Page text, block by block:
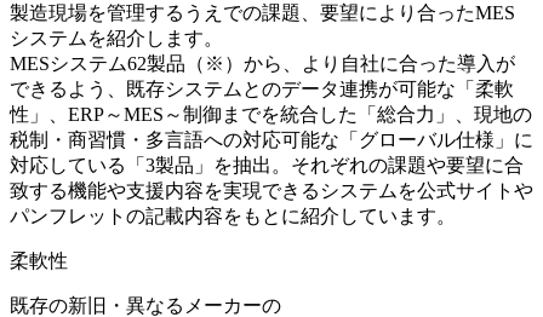
製造現場を管理するうえでの課題、要望により合ったMES
システムを紹介します。
MESシステム62製品（※）から、より自社に合った導入が
できるよう、既存システムとのデータ連携が可能な「柔軟
性」、ERP～MES～制御までを統合した「総合力」、現地の
税制・商習慣・多言語への対応可能な「グローバル仕様」に
対応している「3製品」を抽出。それぞれの課題や要望に合
致する機能や支援内容を実現できるシステムを公式サイトや
パンフレットの記載内容をもとに紹介しています。
柔軟性
既存の新旧・異なるメーカーの